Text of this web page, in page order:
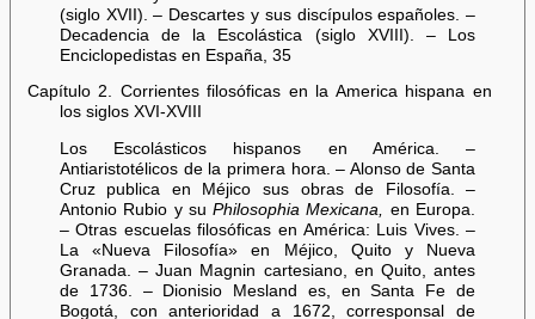
(siglo XVII). – Descartes y sus discípulos españoles. –
Decadencia de la Escolástica (siglo XVIII). – Los
Enciclopedistas en España, 35
Capítulo 2. Corrientes filosóficas en la America hispana en
los siglos XVI-XVIII
Los Escolásticos hispanos en América. –
Antiaristotélicos de la primera hora. – Alonso de Santa
Cruz publica en Méjico sus obras de Filosofía. –
Antonio Rubio y suPhilosophia Mexicana,
en Europa.
– Otras escuelas filosóficas en América: Luis Vives. –
La «Nueva Filosofía» en Méjico, Quito y Nueva
Granada. – Juan Magnin cartesiano, en Quito, antes
de 1736. – Dionisio Mesland es, en Santa Fe de
Bogotá, con anterioridad a 1672, corresponsal de